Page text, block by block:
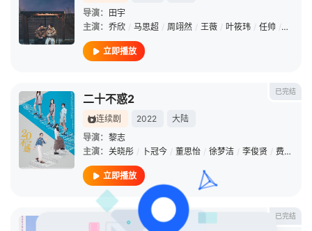
导演：
田宇
主演： 乔欣 / 马思超 / 周翊然 / 王薇 / 叶筱玮 / 任帅 / 刘丹
立即播放
已完结
二十不惑2
连续剧 2022
大陆
导演： 黎志
主演： 关晓彤 / 卜冠今 / 董思怡 / 徐梦洁 / 李俊贤 / 费启鸣
立即播放
已完结
白日梦我